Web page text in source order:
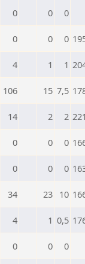
0 0 0
0 0 0
4 1 1
106 15 7,5
14 2 2
0 0 0
0 0 0
34 23 10
4 1 0,5
0 0 0